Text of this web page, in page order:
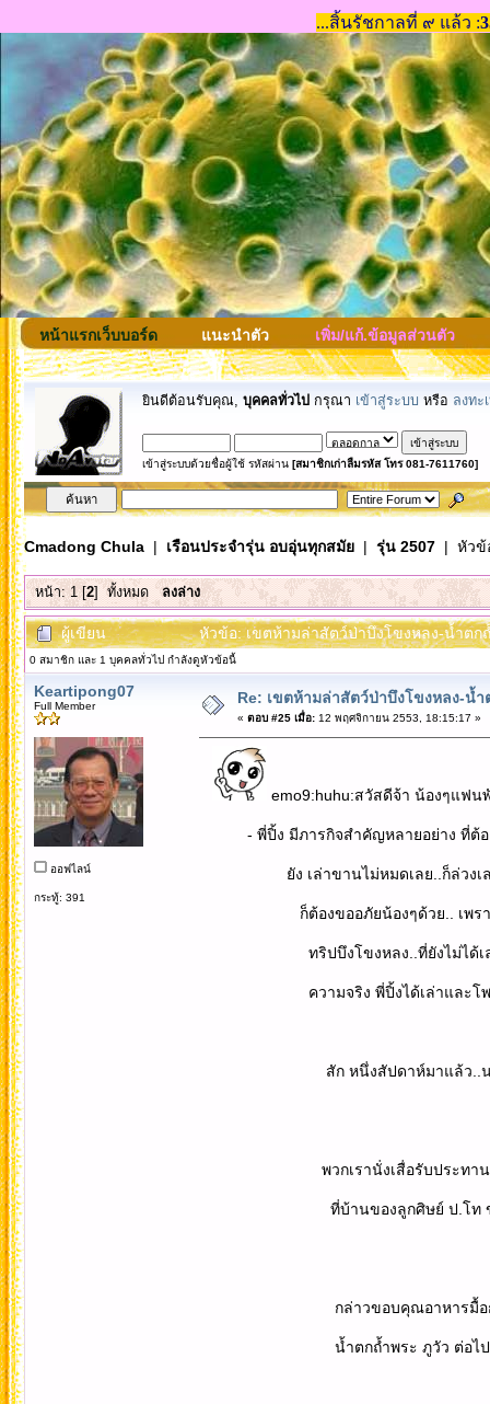
หน้าแรกเว็บบอร์ด แนะนำตัว เพิ่ม/แก้.ข้อมูลส่วนตัว
ยินดีต้อนรับคุณ, บุคคลทั่วไป กรุณา เข้าสู่ระบบ หรือ ลงทะ
เข้าสู่ระบบด้วยชื่อผู้ใช้ รหัสผ่าน [สมาชิกเก่าลืมรหัส โทร 081-7611760]
Cmadong Chula| เรือนประจำรุ่น อบอุ่นทุกสมัย| รุ่น 2507| หัวข้
หน้า:1[2]ทั้งหมด ลงล่าง
ผู้เขียน หัวข้อ: เขตห้ามล่าสัตว์ป่าบึงโขงหลง-น้ำตก
0 สมาชิก และ 1 บุคคลทั่วไป กำลังดูหัวข้อนี้
Keartipong07
Full Member
ออฟไลน์
กระทู้: 391
Re: เขตห้ามล่าสัตว์ป่าบึงโขงหลง-น้
« ตอบ #25 เมื่อ:12 พฤศจิกายน 2553, 18:15:17 »
emo9:huhu:สวัสดีจ้า น้องๆแฟน
- พี่ปิ้ง มีภารกิจสำคัญหลายอย่าง ที่ต้อง
ยัง เล่าขานไม่หมดเลย..ก็ล่วงเลยเ
ก็ต้องขออภัยน้องๆด้วย.. เพราะรู้สึ
ทริปบึงโขงหลง..ที่ยังไม่ได้เล่า ก็คือ
ความจริง พี่ปิ้งได้เล่าและโพสต์ภาพ
สัก หนึ่งสัปดาห์มาแล้ว..น
พวกเรานั่งเสื่อรับประทานมื้อกลาง
ที่บ้านของลูกศิษย์ ป.โท ของพี่ปิ้ง ซึ่ง
กล่าวขอบคุณอาหารมื้อกลางวัน แ
น้ำตกถ้ำพระ ภูวัว ต่อไป